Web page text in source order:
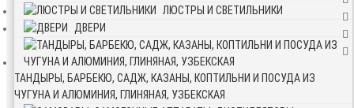
ЛЮСТРЫ И СВЕТИЛЬНИКИ
ДВЕРИ
ТАНДЫРЫ, БАРБЕКЮ, САДЖ, КАЗАНЫ, КОПТИЛЬНИ И ПОСУДА ИЗ
ЧУГУНА И АЛЮМИНИЯ, ГЛИНЯНАЯ, УЗБЕКСКАЯ